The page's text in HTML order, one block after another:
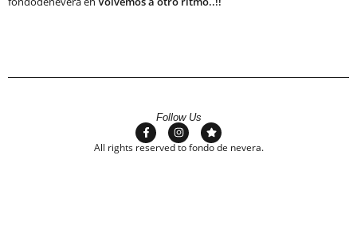
Follow Us
All rights reserved to fondo de nevera.